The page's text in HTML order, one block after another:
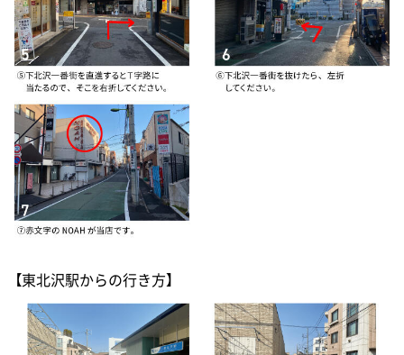
【東北沢駅からの行き方】